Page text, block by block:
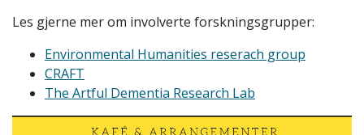
Les gjerne mer om involverte forskningsgrupper:
Environmental Humanities reserach group
CRAFT
The Artful Dementia Research Lab